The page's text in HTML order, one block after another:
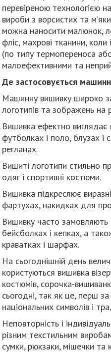
перевіреною технологією
вироби з ворсистих та
можна наносити малюнок,
фліс, махрові тканини, коли
(по типу термопереноса
малоефективними та
Де застосовується
Машинну вишивку широко
логотипів та зображень на
Вишивка ефектно виглядає
футболках і поло, блузах і
регланах.
Вишиті логотипи стильно
одяг і спортивні костюми.
Вишивка підкреслює
фартухах, накидках для
Вишивку часто замовляють
бейсболках і кепках, а
краватках і шарфах.
На сьогоднішній день
користуються вишивка
костюмів, сорочка-
сьогодні, так як це, перш
національних символів і
Неповторність і
різним текстильним
сумки, рюкзаки, мішечки та